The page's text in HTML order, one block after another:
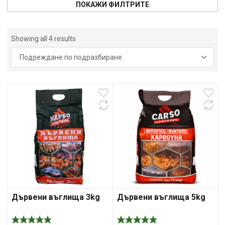
ПОКАЖИ ФИЛТРИТЕ
Showing all 4 results
Дървени въглища 3kg Дървени въглища 5kg